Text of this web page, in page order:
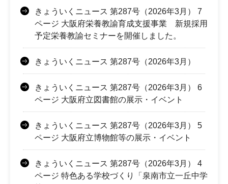
きょういくニュース 第287号（2026年3月） 7
ページ 大阪府栄養教諭育成支援事業 新規採用
予定栄養教諭セミナーを開催しました。
きょういくニュース 第287号（2026年3月）
きょういくニュース 第287号（2026年3月） 6
ページ 大阪府立図書館の展示・イベント
きょういくニュース 第287号（2026年3月） 5
ページ 大阪府立博物館等の展示・イベント
きょういくニュース 第287号（2026年3月） 4
ページ 特色ある学校づくり「泉南市立一丘中学